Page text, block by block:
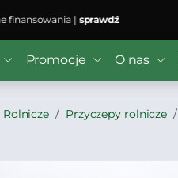
|sprawdź
Promocje O nas
Rolnicze Przyczepy rolnicze